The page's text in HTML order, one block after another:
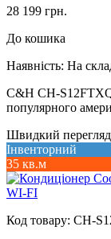
28 199 грн.
До кошика
Наявність: На
C&H CH-S12FTXQ
популярного
Швидкий перегляд
Інвенторний
35 кв.м
Код товару: CH-